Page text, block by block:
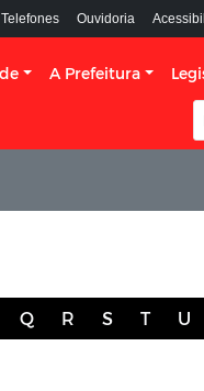
Telefones Ouvidoria
A Prefeitura
Q R S T U